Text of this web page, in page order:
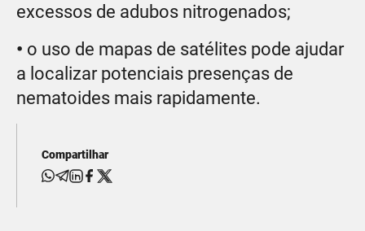
excessos de adubos nitrogenados;
• o uso de mapas de satélites pode ajudar
a localizar potenciais presenças de
nematoides mais rapidamente.
Compartilhar